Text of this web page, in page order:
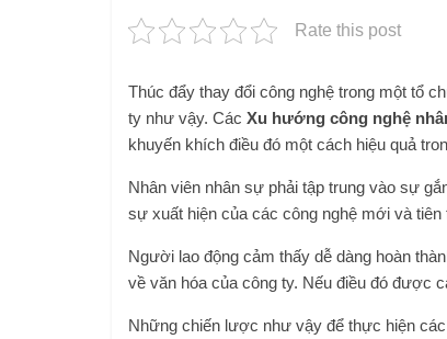
Rate this post
Thúc đẩy thay đổi công nghệ trong một tổ
ty như vậy. Các Xu hướng công nghệ
khuyến khích điều đó một cách hiệu quả
Nhân viên nhân sự phải tập trung vào sự
sự xuất hiện của các công nghệ mới và tiên
Người lao động cảm thấy dễ dàng hoàn
về văn hóa của công ty. Nếu điều đó được
Những chiến lược như vậy để thực hiện